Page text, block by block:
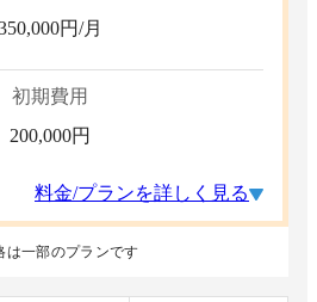
円/月
初期費用
200,000円
料金/プランを詳しく見る
一部のプランです